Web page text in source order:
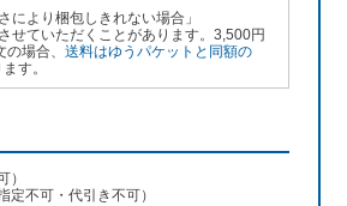
により梱包しきれない場合」
させていただくことがあります。3,500円
の場合、送料はゆうパケットと同額の
す。
）
定不可・代引き不可）